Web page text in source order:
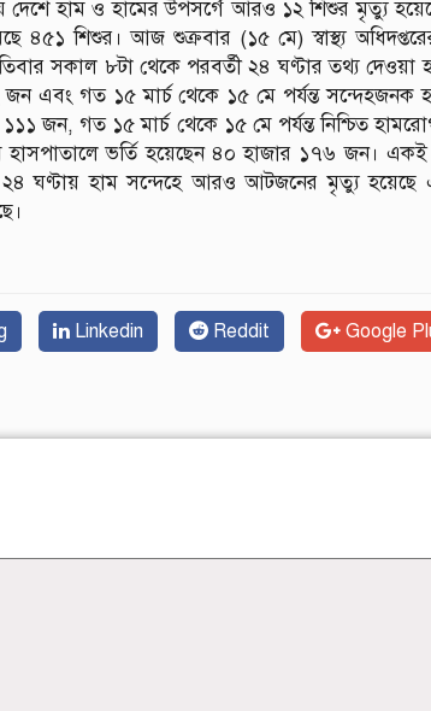
হাম ও হামের উপসর্গে আরও ১২ শিশুর মৃত্যু
৪৫১ শিশুর। আজ শুক্রবার (১৫ মে) স্বাস্থ্য
সকাল ৮টা থেকে পরবর্তী ২৪ ঘণ্টার তথ্য দেওয়া
এবং গত ১৫ মার্চ থেকে ১৫ মে পর্যন্ত সন্দেহজনক
জন, গত ১৫ মার্চ থেকে ১৫ মে পর্যন্ত নিশ্চিত
হাসপাতালে ভর্তি হয়েছেন ৪০ হাজার ১৭৬ জন।
ঘণ্টায় হাম সন্দেহে আরও আটজনের মৃত্যু হয়েছে
Linkedin Reddit Google